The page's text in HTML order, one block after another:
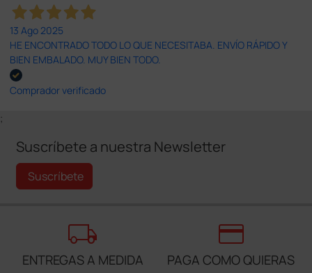
13 Ago 2025
HE ENCONTRADO TODO LO QUE NECESITABA. ENVÍO RÁPIDO Y
BIEN EMBALADO. MUY BIEN TODO.
Comprador verificado
;
Suscríbete a nuestra Newsletter
Suscríbete
local_shipping
ENTREGAS A MEDIDA
credit_card
PAGA COMO QUIERAS